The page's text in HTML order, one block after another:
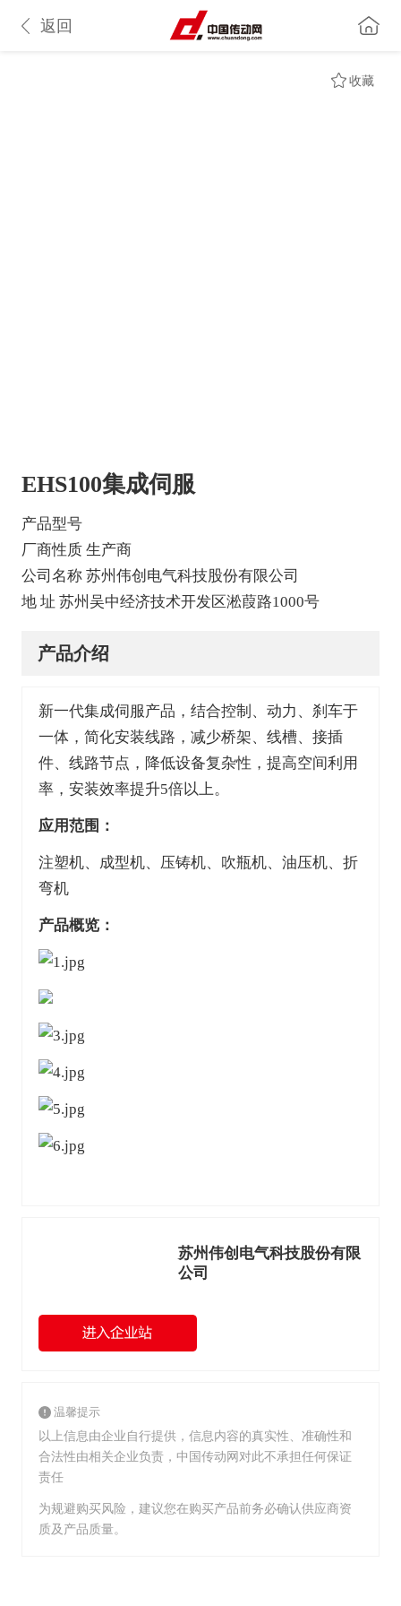
返回
收藏
EHS100集成伺服
产品型号
厂商性质 生产商
公司名称 苏州伟创电气科技股份有限公司
地 址 苏州吴中经济技术开发区淞葭路1000号
产品介绍
新一代集成伺服产品，结合控制、动力、刹车于
一体，简化安装线路，减少桥架、线槽、接插
件、线路节点，降低设备复杂性，提高空间利用
率，安装效率提升5倍以上。
应用范围：
注塑机、成型机、压铸机、吹瓶机、油压机、折
弯机
产品概览：
苏州伟创电气科技股份有限
公司
温馨提示
以上信息由企业自行提供，信息内容的真实性、准确性和
合法性由相关企业负责，中国传动网对此不承担任何保证
责任
为规避购买风险，建议您在购买产品前务必确认供应商资
质及产品质量。